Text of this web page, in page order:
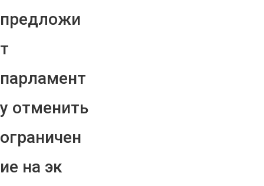
предложи
т
парламент
у отменить
ограничен
ие на эк